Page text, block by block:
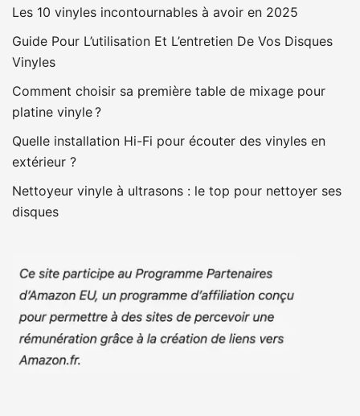
Les 10 vinyles incontournables à avoir en 2025
Guide Pour L’utilisation Et L’entretien De Vos Disques
Vinyles
Comment choisir sa première table de mixage pour
platine vinyle ?
Quelle installation Hi-Fi pour écouter des vinyles en
extérieur ?
Nettoyeur vinyle à ultrasons : le top pour nettoyer ses
disques